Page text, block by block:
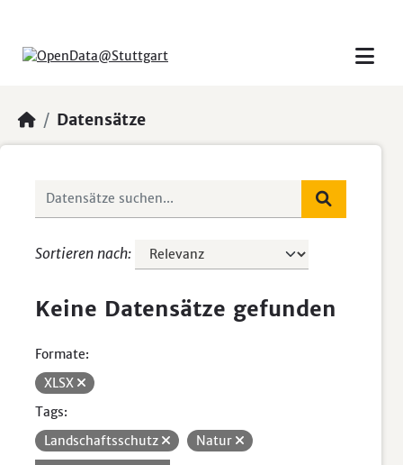
Datensätze
Sortieren nach
Keine Datensätze gefunden
Formate:
XLSX
Tags:
Landschaftsschutz
Natur